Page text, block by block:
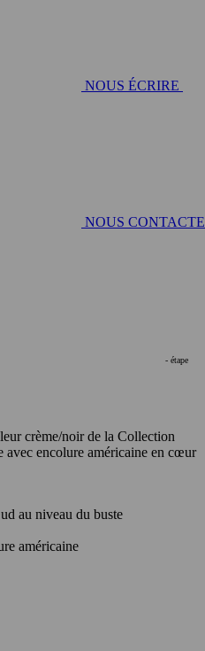
NOUS ÉCRIRE
NOUS
- étape
crème/noir de la Collection
encolure américaine en cœur
au niveau du buste
américaine